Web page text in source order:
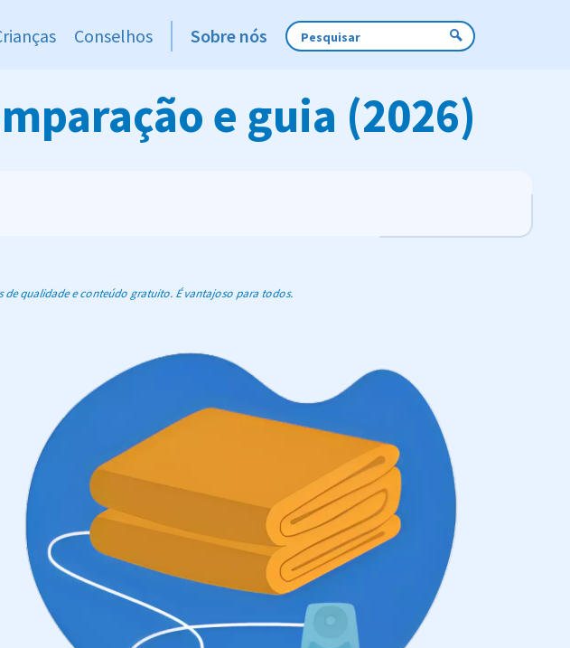
Conselhos Sobre nós
e guia (2026)
qualidade e conteúdo gratuito. É vantajoso para todos.